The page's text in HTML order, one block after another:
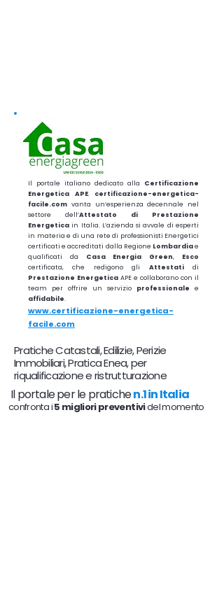
Il portale italiano dedicato alla Certificazione
Energetica APE. certificazione-energetica-
facile.com vanta un’esperienza decennale nel
settore dell’Attestato di Prestazione
Energetica in Italia. L’azienda si avvale di esperti
in materia e di una rete di professionisti Energetici
certificati e accreditati dalla Regione Lombardiae
qualificati da
Casa Energia Green, Esco
certificata, che redigono gli Attestatidi
Prestazione Energetica APE e collaborano con il
team per offrire un servizio professionale e
affidabile.
www.certificazione-energetica-
facile.com
Pratiche Catastali, Edilizie, Perizie
Immobiliari, Pratica Enea, per
riqualificazione e ristrutturazione
Il portale per le pratichen.1 in Italia
confronta i5 migliori preventividel momento